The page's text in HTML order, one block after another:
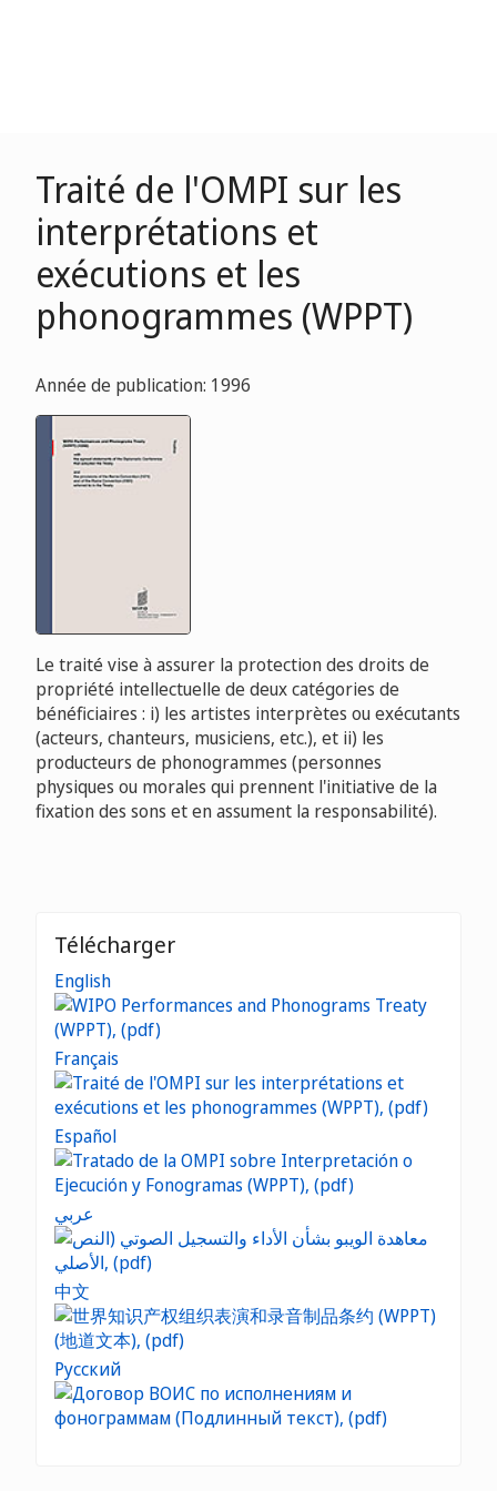
Traité de l'OMPI sur les
interprétations et
exécutions et les
phonogrammes (WPPT)
Année de publication: 1996
Le traité vise à assurer la protection des droits de
propriété intellectuelle de deux catégories de
bénéficiaires : i) les artistes interprètes ou exécutants
(acteurs, chanteurs, musiciens, etc.), et ii) les
producteurs de phonogrammes (personnes
physiques ou morales qui prennent l'initiative de la
fixation des sons et en assument la responsabilité).
Télécharger
English
Français
Español
عربي
中文
Русский